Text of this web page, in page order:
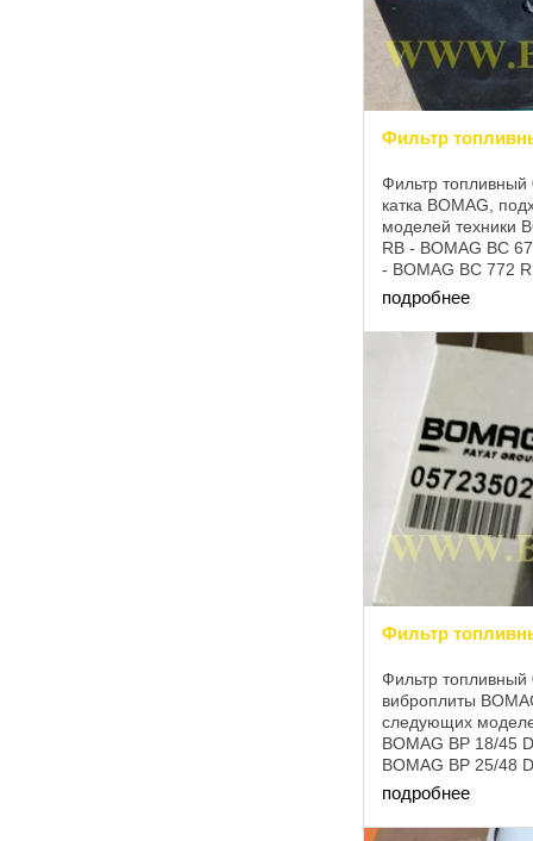
Фильтр
Фильтр
катка BOMAG,
моделей техники
RB - BOMAG BC
- BOMAG BC 772
BOMAG BW 190
- BOMAG BW 203
подробнее
Фильтр
Фильтр
виброплиты
следующих
BOMAG BP 18/45
BOMAG BP 25/48
BOMAG BPR 25/
- BOMAG BPR
...
подробнее